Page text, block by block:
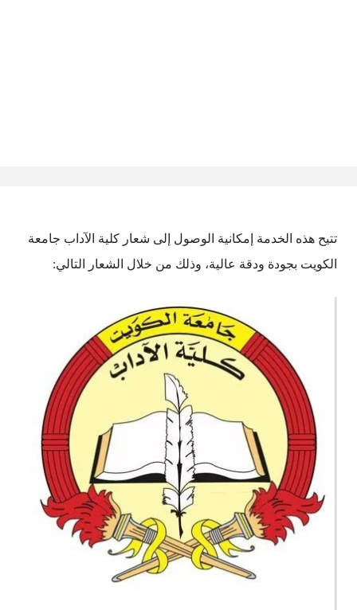
تتيح هذه الخدمة إمكانية الوصول إلى شعار كلية الآداب جامعة
الكويت بجودة ودقة عالية، وذلك من خلال الشعار التالي: